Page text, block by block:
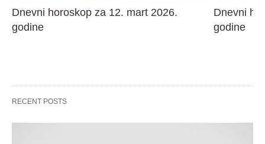
Dnevni horoskop za 12. mart 2026.
godine
Dnevni
godine
RECENT POSTS